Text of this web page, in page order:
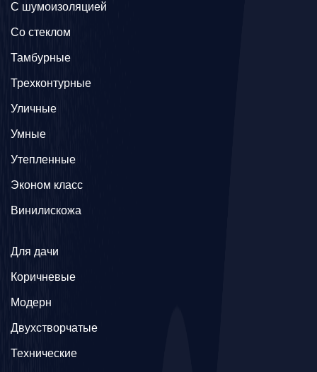
С шумоизоляцией
Со стеклом
Тамбурные
Трехконтурные
Уличные
Умные
Утепленные
Эконом класс
Винилискожа
Для дачи
Коричневые
Модерн
Двухстворчатые
Технические